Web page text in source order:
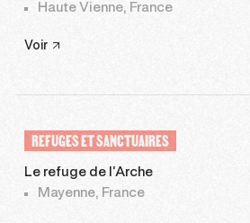
Haute Vienne, France
Voir
REFUGES ET SANCTUAIRES
Le refuge de l’Arche
Mayenne, France